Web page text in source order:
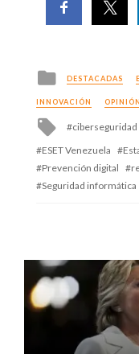
Posted
in
DESTACADAS
INNOVACIÓN
Tagged
ciberseguridad
ESET Venezuela
Prevención digital
Seguridad informática